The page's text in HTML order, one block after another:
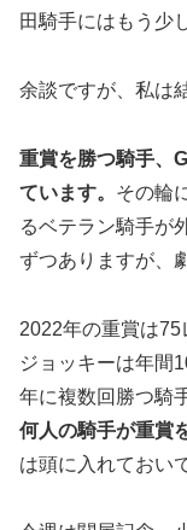
田騎手にはもう少
余談ですが、私は
重賞を勝つ騎手、
ています。 その輪
るベテラン騎手が
ずつありますが、
2022年の重賞は
ジョッキーは年間
年に複数回勝つ騎
何人の騎手が重賞
は頭に入れておい